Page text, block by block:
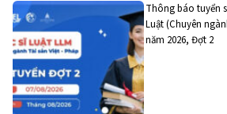
Thông báo tuyển
Luật (Chuyên
năm 2026, Đợt 2